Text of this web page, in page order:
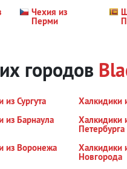
Чехия из
Перми
городов
из Сургута Халкидики
из Барнаула Халкидики
Петербурга
из Воронежа Халкидики
Новгорода